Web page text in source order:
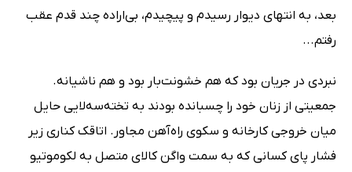
بعد، به انتهای دیوار رسیدم و پیچیدم، بی‌اراده چند قدم عقب
رفتم...
نبردی در جریان بود که هم خشونت‌بار بود و هم ناشیانه.
جمعیتی از زنان خود را چسبانده بودند به تخته‌سه‌لایی حایل
میان خروجی کارخانه و سکوی راه‌آهن مجاور. اتاقک کناری زیر
فشار پای کسانی که به سمت واگن کالای متصل به لکوموتیو